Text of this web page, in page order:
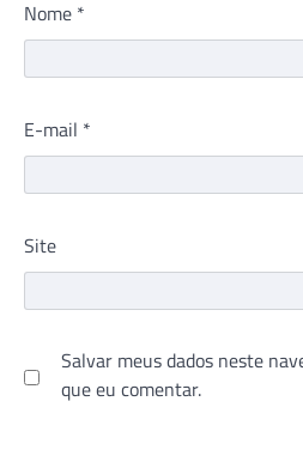
Nome *
E-mail *
Site
Salvar meus dados neste
que eu comentar.